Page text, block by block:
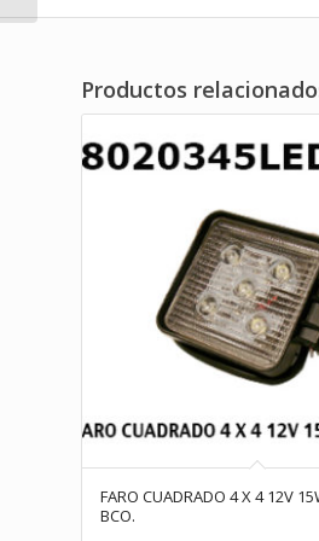
Productos
FARO CUADRADO 4 X 4 12V
BCO.